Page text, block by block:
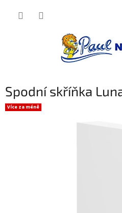
Spodní skříňka Luna
Více za méně